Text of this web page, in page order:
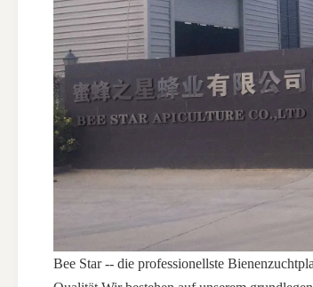
Bee Star -- die professionellste